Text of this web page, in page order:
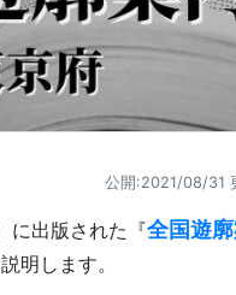
公開:2021/08/31
に出版された『全国遊
明します。